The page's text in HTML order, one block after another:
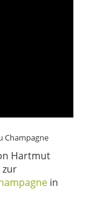
Hartmut
zur
in